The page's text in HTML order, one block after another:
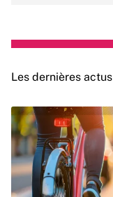
Les dernières actus